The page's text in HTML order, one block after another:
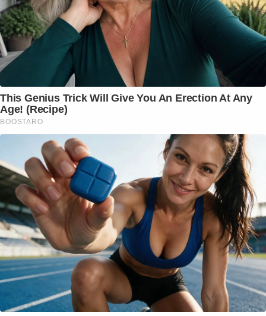
This Genius Trick Will Give You An Erection At Any
Age! (Recipe)
BOOSTARO